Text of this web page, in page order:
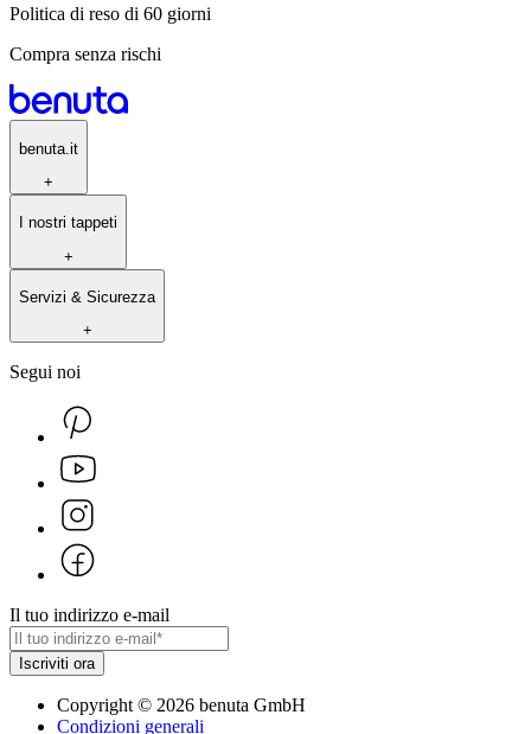
Politica di reso di 60 giorni
Compra senza rischi
benuta.it
+
I nostri tappeti
+
Servizi & Sicurezza
+
Segui noi
Il tuo indirizzo e-mail
Iscriviti ora
Copyright© 2026 benuta GmbH
Condizioni generali